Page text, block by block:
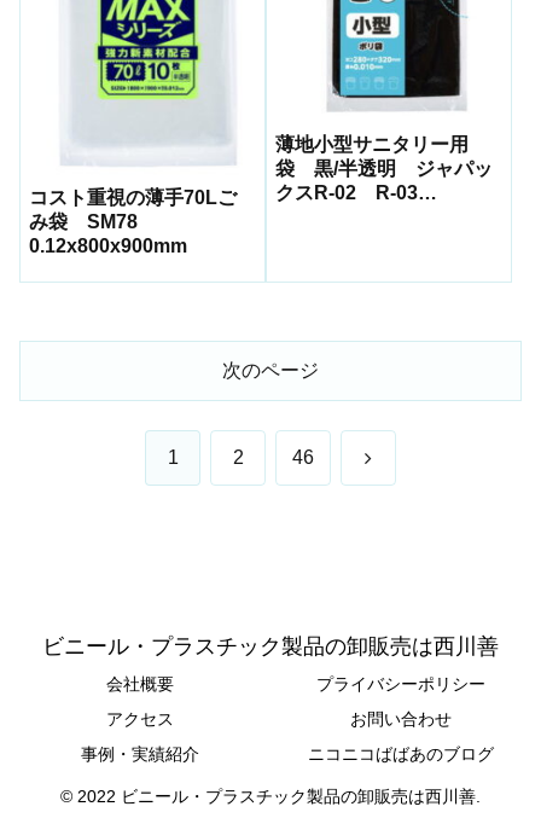
コスト重視の薄手70Lご
み袋 SM78
0.12x800x900mm
薄地小型サニタリー用
袋 黒/半透明 ジャパッ
クスR-02 R-03
次のページ
1 2 46 次
ビニール・プラスチック製品の卸販売は西川善
会社概要
プライバシーポリシー
アクセス
お問い合わせ
事例・実績紹介
ニコニコばばあのブログ
© 2022 ビニール・プラスチック製品の卸販売は西川善.